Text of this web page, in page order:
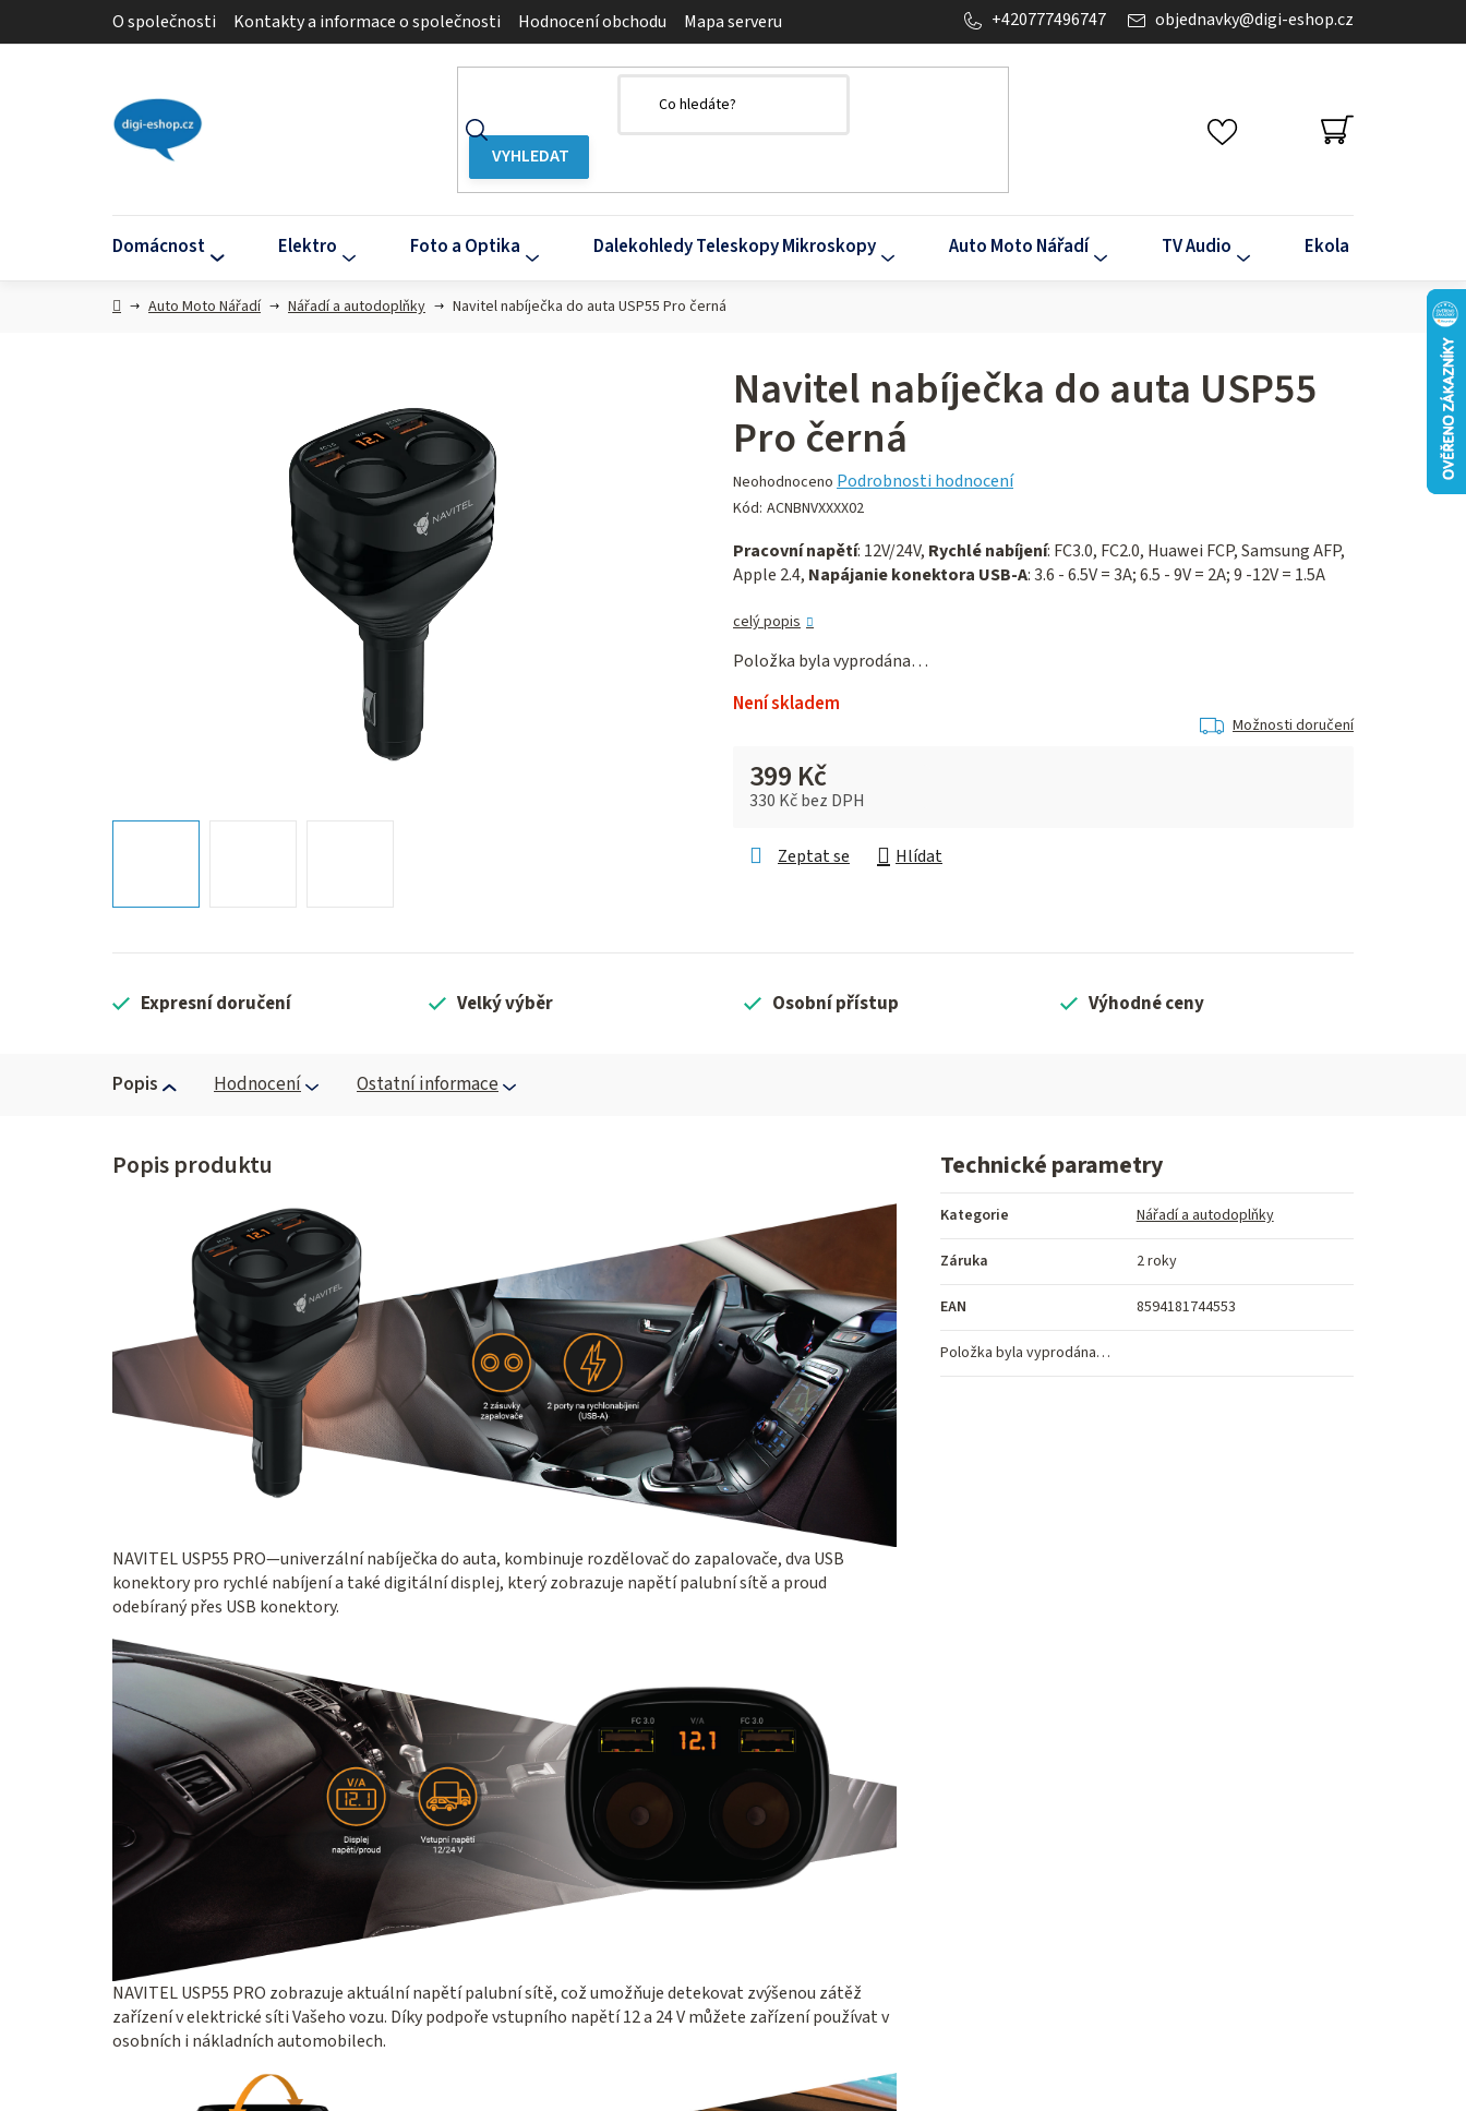
O společnosti Kontakty a informace o společnosti Hodnocení obchodu Mapa serveru objednavky@digi-eshop.cz
+420777496747
NÁKUPNÍ
KOŠÍK
Domácnost Elektro Foto a Optika Dalekohledy Teleskopy Mikroskopy Auto Moto Nářadí TV Audio Ekola
DomůAuto Moto Nářadí Nářadí a autodoplňky Navitel nabíječka do auta USP55 Pro černá
Navitel nabíječka do auta USP55
Pro černá
Průměrné
hodnocení
je
0,0
hvězdiček.
Neohodnoceno Podrobnosti hodnocení
Kód: ACNBNVXXXX02
Pracovní napětí: 12V/24V, Rychlé nabíjení: FC3.0, FC2.0, Huawei FCP, Samsung AFP,
Apple 2.4, Napájanie konektora USB-A: 3.6 - 6.5V = 3A; 6.5 - 9V = 2A; 9 -12V = 1.5A
celý popis
Položka byla vyprodána…
Není skladem
Možnosti doručení
399 Kč
330 Kč bez DPH
Zeptat se
Hlídat
Expresní doručení Velký výběr Osobní přístup Výhodné ceny
Popis Hodnocení Ostatní informace
NAVITEL USP55 PRO—univerzální nabíječka do auta, kombinuje rozdělovač do zapalovače, dva USB
konektory pro rychlé nabíjení a také digitální displej, který zobrazuje napětí palubní sítě a proud
odebíraný přes USB konektory.
NAVITEL USP55 PRO zobrazuje aktuální napětí palubní sítě, což umožňuje detekovat zvýšenou zátěž
zařízení v elektrické síti Vašeho vozu. Díky podpoře vstupního napětí 12 a 24 V můžete zařízení používat v
osobních i nákladních automobilech.
Technické parametry
Kategorie Nářadí a autodoplňky
Záruka 2 roky
EAN 8594181744553
Položka byla vyprodána…